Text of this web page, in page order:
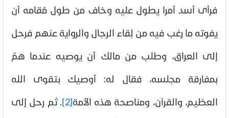
فرأى أسد أمرا يطول عليه وخاف من طول مُقامه أن
يفوته ما رغب فيه من لِقاء الرجال والرواية عنهم فرحل
إلى العراق، وطلب من مالك أن يوصيه عندما همّ
بمفارقة مجلسه، فقال له: أوصيك بتقوى الله
العظيم، والقرآن، ومناصحة هذه الأمة[2] . ثم رحل إلى